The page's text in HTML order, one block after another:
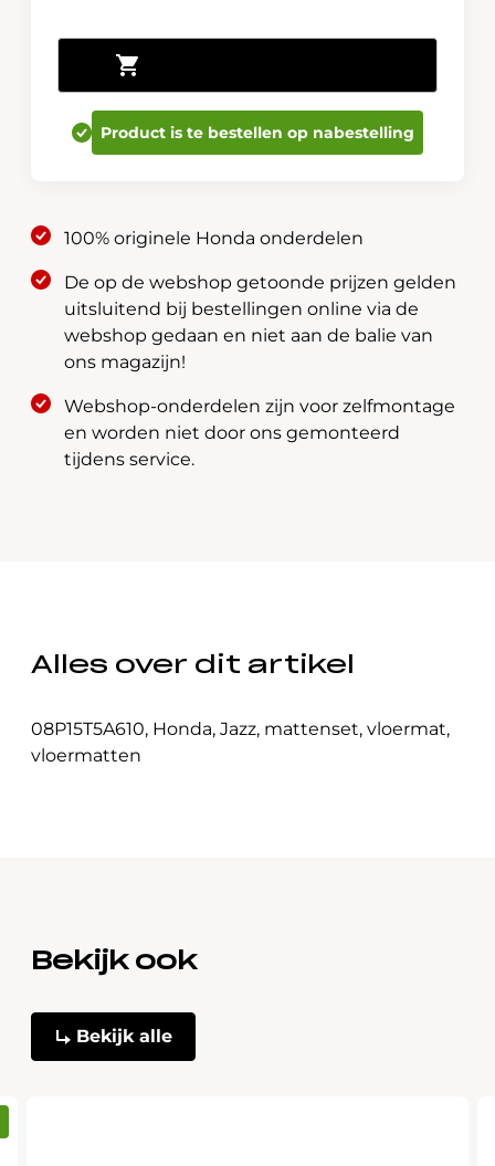
2020
Elegance
T5A-
aantal
Toevoegen aan winkelwagen
Product is te bestellen op nabestelling
100% originele Honda onderdelen
De op de webshop getoonde prijzen gelden
uitsluitend bij bestellingen online via de
webshop gedaan en niet aan de balie van
ons magazijn!
Webshop-onderdelen zijn voor zelfmontage
en worden niet door ons gemonteerd
tijdens service.
Alles over dit artikel
08P15T5A610, Honda, Jazz, mattenset, vloermat,
vloermatten
Bekijk ook
Bekijk alle